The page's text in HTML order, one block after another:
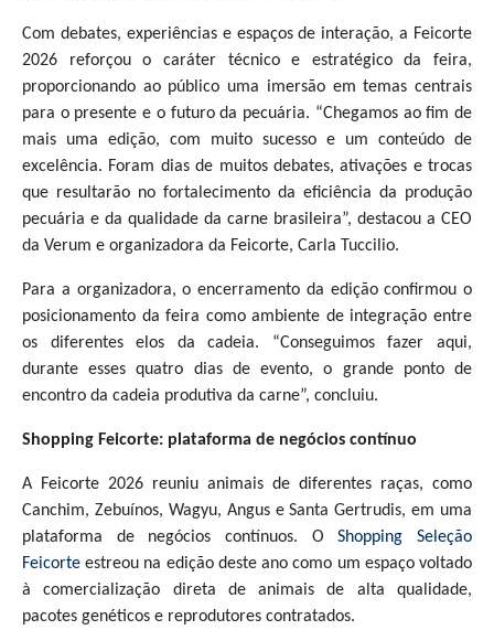
Com debates, experiências e espaços de interação, a Feicorte
2026 reforçou o caráter técnico e estratégico da feira,
proporcionando ao público uma imersão em temas centrais
para o presente e o futuro da pecuária. “Chegamos ao fim de
mais uma edição, com muito sucesso e um conteúdo de
excelência. Foram dias de muitos debates, ativações e trocas
que resultarão no fortalecimento da eficiência da produção
pecuária e da qualidade da carne brasileira”, destacou a CEO
da Verum e organizadora da Feicorte, Carla Tuccilio.
Para a organizadora, o encerramento da edição confirmou o
posicionamento da feira como ambiente de integração entre
os diferentes elos da cadeia. “Conseguimos fazer aqui,
durante esses quatro dias de evento, o grande ponto de
encontro da cadeia produtiva da carne”, concluiu.
Shopping Feicorte: plataforma de negócios contínuo
A Feicorte 2026 reuniu animais de diferentes raças, como
Canchim, Zebuínos, Wagyu, Angus e Santa Gertrudis, em uma
plataforma de negócios contínuos. OShopping Seleção
Feicorte estreou na edição deste ano como um espaço voltado
à comercialização direta de animais de alta qualidade,
pacotes genéticos e reprodutores contratados.